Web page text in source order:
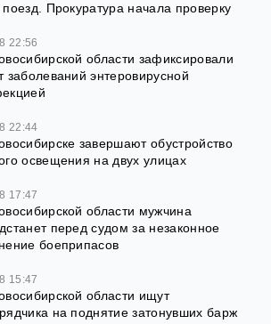
поезд. Прокуратура начала проверку
22:56
области зафиксировали
заболеваний энтеровирусной
22:44
завершают обустройство
освещения на двух улицах
17:47
области мужчина
перед судом за незаконное
боеприпасов
15:47
области ищут
на поднятие затонувших барж